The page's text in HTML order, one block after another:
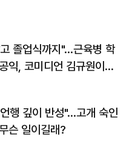
졸업식까지"…근육병 학
익, 코미디언 김규원이었
행 깊이 반성"…고개 숙인
슨 일이길래?